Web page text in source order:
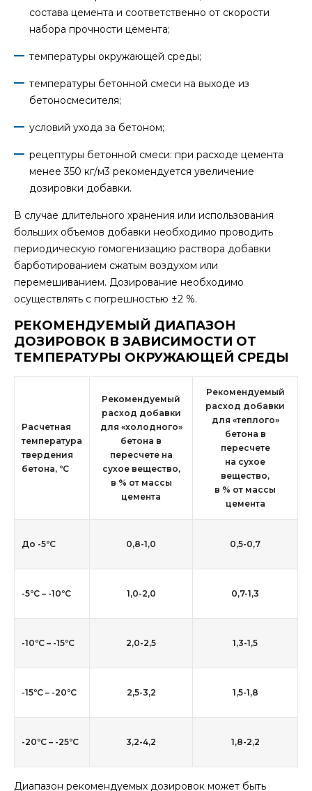
состава цемента и соответственно от скорости
набора прочности цемента;
температуры окружающей среды;
температуры бетонной смеси на выходе из
бетоносмесителя;
условий ухода за бетоном;
рецептуры бетонной смеси: при расходе цемента
менее 350 кг/м3 рекомендуется увеличение
дозировки добавки.
В случае длительного хранения или использования
больших объемов добавки необходимо проводить
периодическую гомогенизацию раствора добавки
барботированием сжатым воздухом или
перемешиванием. Дозирование необходимо
осуществлять с погрешностью ±2 %.
РЕКОМЕНДУЕМЫЙ ДИАПАЗОН
ДОЗИРОВОК В ЗАВИСИМОСТИ ОТ
ТЕМПЕРАТУРЫ ОКРУЖАЮЩЕЙ СРЕДЫ
Расчетная
температура
твердения
бетона, ºС
Рекомендуемый
расход добавки
для «холодного»
бетона в
пересчете на
сухое вещество,
в % от массы
цемента
Рекомендуемый
расход добавки
для «теплого»
бетона в
пересчете
на сухое
вещество,
в % от массы
цемента
До -5ºС 0,8-1,0 0,5-0,7
-5ºС – -10ºС 1,0-2,0 0,7-1,3
-10ºС – -15ºС 2,0-2,5 1,3-1,5
-15ºС – -20ºС 2,5-3,2 1,5-1,8
-20ºС – -25ºС 3,2-4,2 1,8-2,2
Диапазон рекомендуемых дозировок может быть